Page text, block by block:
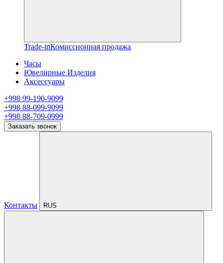
Trade-inКомиссионная продажа
Часы
Ювелирные Изделия
Аксессуары
+998 99-190-9099
+998 88-099-9099
+998 88-709-0999
Заказать звонок
Контакты RUS